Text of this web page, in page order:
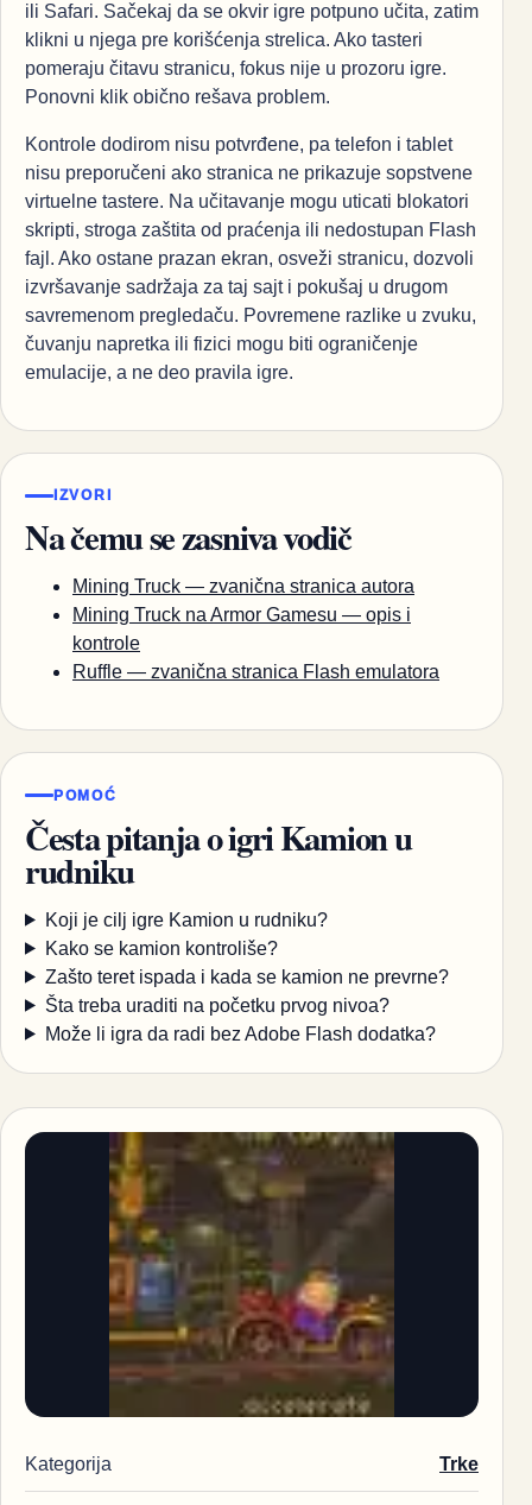
ili Safari. Sačekaj da se okvir igre potpuno učita, zatim
klikni u njega pre korišćenja strelica. Ako tasteri
pomeraju čitavu stranicu, fokus nije u prozoru igre.
Ponovni klik obično rešava problem.
Kontrole dodirom nisu potvrđene, pa telefon i tablet
nisu preporučeni ako stranica ne prikazuje sopstvene
virtuelne tastere. Na učitavanje mogu uticati blokatori
skripti, stroga zaštita od praćenja ili nedostupan Flash
fajl. Ako ostane prazan ekran, osveži stranicu, dozvoli
izvršavanje sadržaja za taj sajt i pokušaj u drugom
savremenom pregledaču. Povremene razlike u zvuku,
čuvanju napretka ili fizici mogu biti ograničenje
emulacije, a ne deo pravila igre.
IZVORI
Na čemu se zasniva vodič
Mining Truck — zvanična stranica autora
Mining Truck na Armor Gamesu — opis i
kontrole
Ruffle — zvanična stranica Flash emulatora
POMOĆ
Česta pitanja o igri Kamion u
rudniku
Koji je cilj igre Kamion u rudniku?
Kako se kamion kontroliše?
Zašto teret ispada i kada se kamion ne prevrne?
Šta treba uraditi na početku prvog nivoa?
Može li igra da radi bez Adobe Flash dodatka?
Kategorija Trke